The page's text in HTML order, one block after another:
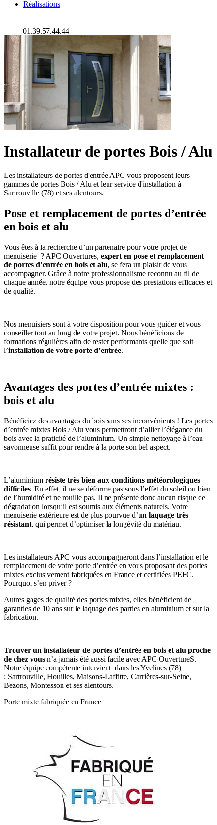
Réalisations
01.39.57.44.44
Installateur de portes Bois / Alu
Les installateurs de portes d'entrée APC vous proposent leurs
gammes de portes Bois / Alu et leur service d'installation à
Sartrouville (78) et ses alentours.
Pose et remplacement de portes d’entrée
en bois et alu
Vous êtes à la recherche d’un partenaire pour votre projet de
menuiserie ? APC Ouvertures, expert en pose et remplacement
de portes d’entrée en bois et alu, se fera un plaisir de vous
accompagner. Grâce à notre professionnalisme reconnu au fil de
chaque année, notre équipe vous propose des prestations efficaces et
de qualité.
Nos menuisiers sont à votre disposition pour vous guider et vous
conseiller tout au long de votre projet. Nous bénéficions de
formations régulières afin de rester performants quelle que soit
l’installation de votre porte d’entrée.
Avantages des portes d’entrée mixtes :
bois et alu
Bénéficiez des avantages du bois sans ses inconvénients ! Les portes
d’entrée mixtes Bois / Alu vous permettront d’allier l’élégance du
bois avec la praticité de l’aluminium. Un simple nettoyage à l’eau
savonneuse suffit pour rendre à la porte son bel aspect.
L’aluminium résiste très bien aux conditions météorologiques
difficiles. En effet, il ne se déforme pas sous l’effet du soleil ou bien
de l’humidité et ne rouille pas. Il ne présente donc aucun risque de
dégradation lorsqu’il est soumis aux éléments naturels. Votre
menuiserie extérieure est de plus pourvue d’un laquage très
résistant, qui permet d’optimiser la longévité du matériau.
Les installateurs APC vous accompagneront dans l’installation et le
remplacement de votre porte d’entrée en vous proposant des portes
mixtes exclusivement fabriquées en France et certifiées PEFC.
Pourquoi s’en priver ?
Autres gages de qualité des portes mixtes, elles bénéficient de
garanties de 10 ans sur le laquage des parties en aluminium et sur la
fabrication.
Trouver un installateur de portes d’entrée en bois et alu proche
de chez vous n’a jamais été aussi facile avec APC OuvertureS.
Notre équipe compétente intervient dans les Yvelines (78)
: Sartrouville, Houilles, Maisons-Laffitte, Carrières-sur-Seine,
Bezons, Montesson et ses alentours.
Porte mixte fabriquée en France